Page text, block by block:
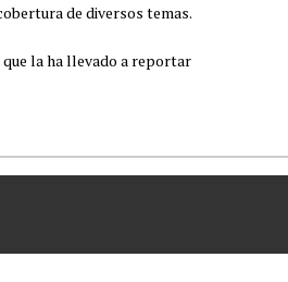
de diversos temas.
la ha llevado a reportar